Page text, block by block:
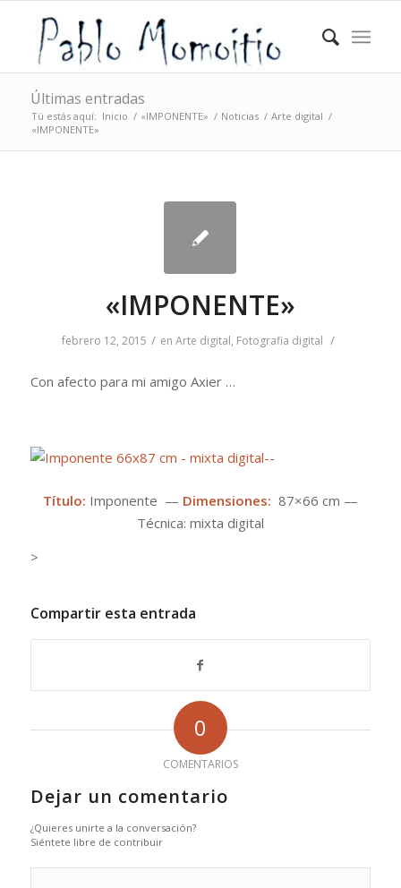
Últimas entradas
Tú estás aquí: Inicio / «IMPONENTE» / Noticias / Arte digital /
«IMPONENTE»
«IMPONENTE»
febrero 12, 2015 / en Arte digital, Fotografia digital /
Con afecto para mi amigo Axier …
Título: Imponente — Dimensiones: 87×66 cm —
Técnica: mixta digital
>
Compartir esta entrada
0
COMENTARIOS
Dejar un comentario
¿Quieres unirte a la conversación?
Siéntete libre de contribuir